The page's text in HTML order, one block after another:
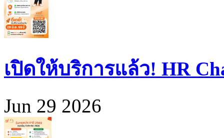
เปิดให้บริการแล้ว! HR
Jun 29 2026